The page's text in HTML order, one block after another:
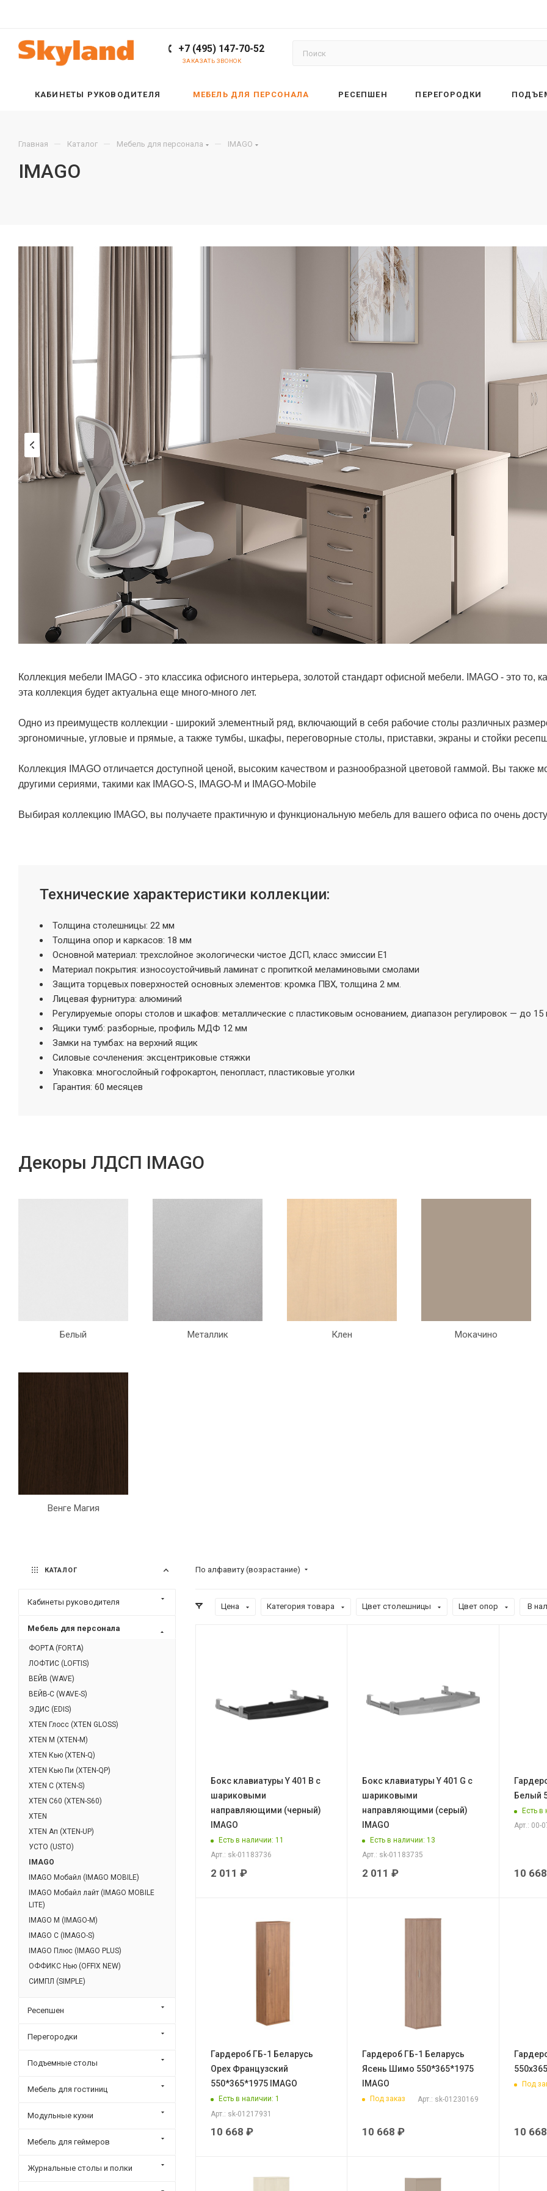
+7 (495) 147-70-52
ЗАКАЗАТЬ ЗВОНОК
КАБИНЕТЫ РУКОВОДИТЕЛЯ МЕБЕЛЬ ДЛЯ ПЕРСОНАЛА РЕСЕПШЕН ПЕРЕГОРОДКИ
Главная — Каталог — Мебель для персонала — IMAGO
IMAGO
Коллекция мебели IMAGO - это классика офисного интерьера, золотой стандарт офисной мебели. IMAGO - это
эта коллекция будет актуальна еще много-много лет.
Одно из преимуществ коллекции - широкий элементный ряд, включающий в себя рабочие столы различных
эргономичные, угловые и прямые, а также тумбы, шкафы, переговорные столы, приставки, экраны и стойки
Коллекция IMAGO отличается доступной ценой, высоким качеством и разнообразной цветовой гаммой. Вы также
другими сериями, такими как IMAGO-S, IMAGO-M и IMAGO-Mobile
Выбирая коллекцию IMAGO, вы получаете практичную и функциональную мебель для вашего офиса по очень
Технические характеристики коллекции:
Толщина столешницы: 22 мм
Толщина опор и каркасов: 18 мм
Основной материал: трехслойное экологически чистое ДСП, класс эмиссии Е1
Материал покрытия: износоустойчивый ламинат с пропиткой меламиновыми смолами
Защита торцевых поверхностей основных элементов: кромка ПВХ, толщина 2 мм.
Лицевая фурнитура: алюминий
Регулируемые опоры столов и шкафов: металлические с пластиковым основанием, диапазон регулировок — до 15
Ящики тумб: разборные, профиль МДФ 12 мм
Замки на тумбах: на верхний ящик
Силовые сочленения: эксцентриковые стяжки
Упаковка: многослойный гофрокартон, пенопласт, пластиковые уголки
Гарантия: 60 месяцев
Декоры ЛДСП IMAGO
Белый Металлик Клен Мокачино
Венге Магия
По алфавиту (возрастание)
Цена Категория товара Цвет столешницы Цвет опор В
Бокс клавиатуры Y 401 B с
шариковыми
направляющими (черный)
IMAGO
Есть в наличии: 11
Арт.: sk-01183736
2 011 ₽
Бокс клавиатуры Y 401 G с
шариковыми
направляющими (серый)
IMAGO
Есть в наличии: 13
Арт.: sk-01183735
2 011 ₽
Белый
Есть в
Арт.: 00-
10 668
Гардероб ГБ-1 Беларусь
Орех Французский
550*365*1975 IMAGO
Есть в наличии: 1
Арт.: sk-01217931
10 668 ₽
Гардероб ГБ-1 Беларусь
Ясень Шимо 550*365*1975
IMAGO
Под заказ Арт.: sk-01230169
10 668 ₽
Под
10 668
КАТАЛОГ
Кабинеты руководителя
Мебель для персонала
ФОРТА (FORTA)
ЛОФТИС (LOFTIS)
ВЕЙВ (WAVE)
ВЕЙВ-С (WAVE-S)
ЭДИС (EDIS)
XTEN Глосс (XTEN GLOSS)
XTEN М (XTEN-M)
XTEN Кью (XTEN-Q)
XTEN Кью Пи (XTEN-QP)
XTEN С (XTEN-S)
XTEN С60 (XTEN-S60)
XTEN
XTEN Ап (XTEN-UP)
УСТО (USTO)
IMAGO
IMAGO Мобайл (IMAGO MOBILE)
IMAGO Мобайл лайт (IMAGO MOBILE
LITE)
IMAGO M (IMAGO-M)
IMAGO С (IMAGO-S)
IMAGO Плюс (IMAGO PLUS)
ОФФИКС Нью (OFFIX NEW)
СИМПЛ (SIMPLE)
Ресепшен
Перегородки
Подъемные столы
Мебель для гостиниц
Модульные кухни
Мебель для геймеров
Журнальные столы и полки